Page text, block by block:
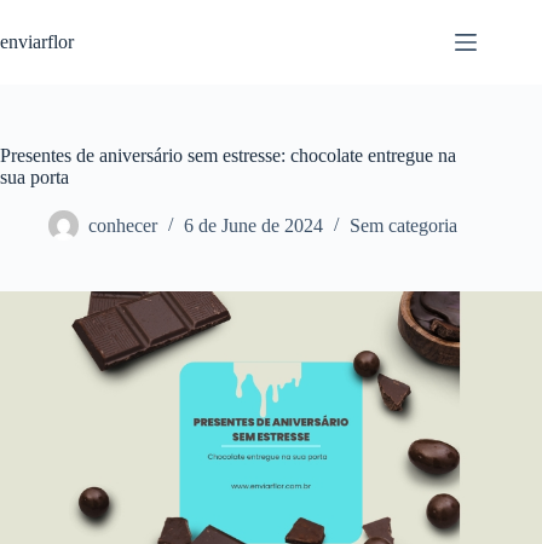
k
c
o
enviarflor
Presentes de aniversário sem estresse: chocolate entregue na
sua porta
conhecer 6 de June de 2024 Sem categoria